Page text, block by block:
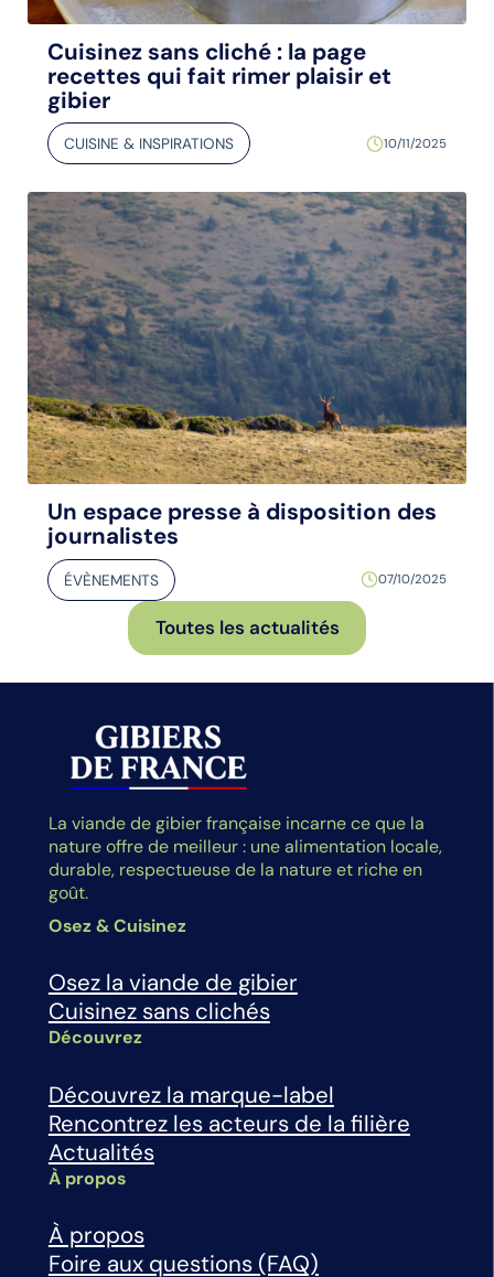
Cuisinez sans cliché : la page
recettes qui fait rimer plaisir et
gibier
CUISINE & INSPIRATIONS 10/11/2025
Un espace presse à disposition des
journalistes
ÉVÈNEMENTS 07/10/2025
Toutes les actualités
La viande de gibier française incarne ce que la
nature offre de meilleur : une alimentation locale,
durable, respectueuse de la nature et riche en
goût.
Osez & Cuisinez
Osez la viande de gibier
Cuisinez sans clichés
Découvrez
Découvrez la marque-label
Rencontrez les acteurs de la filière
Actualités
À propos
À propos
Foire aux questions (FAQ)